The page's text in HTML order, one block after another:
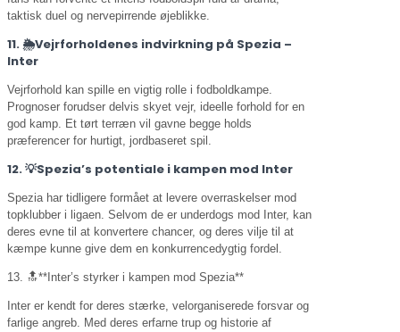
taktisk duel og nervepirrende øjeblikke.
11. 🌦️Vejrforholdenes indvirkning på Spezia –
Inter
Vejrforhold kan spille en vigtig rolle i fodboldkampe.
Prognoser forudser delvis skyet vejr, ideelle forhold for en
god kamp. Et tørt terræn vil gavne begge holds
præferencer for hurtigt, jordbaseret spil.
12. 💡Spezia’s potentiale i kampen mod Inter
Spezia har tidligere formået at levere overraskelser mod
topklubber i ligaen. Selvom de er underdogs mod Inter, kan
deres evne til at konvertere chancer, og deres vilje til at
kæmpe kunne give dem en konkurrencedygtig fordel.
13. 🔝**Inter’s styrker i kampen mod Spezia**
Inter er kendt for deres stærke, velorganiserede forsvar og
farlige angreb. Med deres erfarne trup og historie af